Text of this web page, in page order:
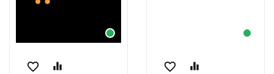
favorite_border equalizer favorite_border equalizer